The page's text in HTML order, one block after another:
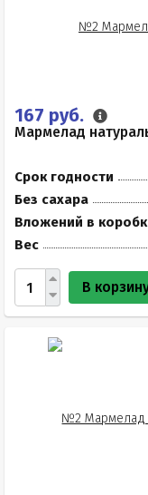
167 руб.
Мармелад
Срок годности
Без сахара
Вложений в
Вес
В